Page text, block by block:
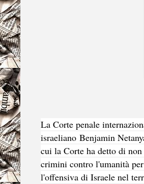
La Corte penale
israeliano Benjamin
cui la Corte ha detto di
crimini contro l'umanità
l'offensiva di Israele nel